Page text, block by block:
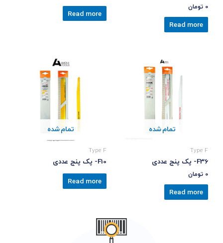
0 تومان
Read more
Read more
تمام شده
Type F
F36- پک پنج عددی
0 تومان
Read more
تمام شده
Type F
F10- پک پنج عددی
Read more